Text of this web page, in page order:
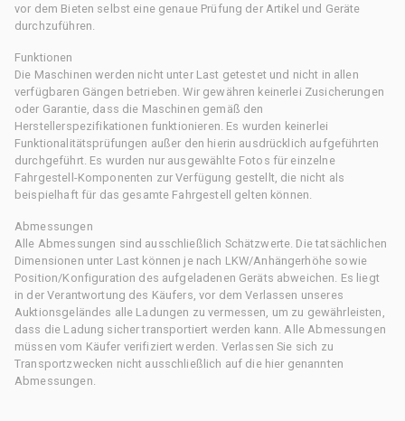
vor dem Bieten selbst eine genaue Prüfung der Artikel und Geräte
durchzuführen.
Funktionen
Die Maschinen werden nicht unter Last getestet und nicht in allen
verfügbaren Gängen betrieben. Wir gewähren keinerlei Zusicherungen
oder Garantie, dass die Maschinen gemäß den
Herstellerspezifikationen funktionieren. Es wurden keinerlei
Funktionalitätsprüfungen außer den hierin ausdrücklich aufgeführten
durchgeführt. Es wurden nur ausgewählte Fotos für einzelne
Fahrgestell-Komponenten zur Verfügung gestellt, die nicht als
beispielhaft für das gesamte Fahrgestell gelten können.
Abmessungen
Alle Abmessungen sind ausschließlich Schätzwerte. Die tatsächlichen
Dimensionen unter Last können je nach LKW/Anhängerhöhe sowie
Position/Konfiguration des aufgeladenen Geräts abweichen. Es liegt
in der Verantwortung des Käufers, vor dem Verlassen unseres
Auktionsgeländes alle Ladungen zu vermessen, um zu gewährleisten,
dass die Ladung sicher transportiert werden kann. Alle Abmessungen
müssen vom Käufer verifiziert werden. Verlassen Sie sich zu
Transportzwecken nicht ausschließlich auf die hier genannten
Abmessungen.